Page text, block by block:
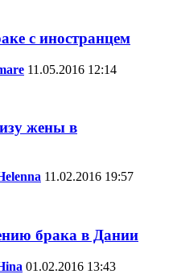
с иностранцем
11.05.2016 12:14
жены в
11.02.2016 19:57
брака в Дании
01.02.2016 13:43